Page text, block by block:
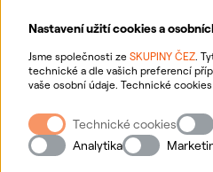
Nastavení užití cookies a
Jsme společnosti ze SKUPINY ČEZ.
technické a dle vašich preferencí
vaše osobní údaje. Technické
webové stránky vašim preferencím, k
Pro sběr a zpracování netechnických
nám můžete udělit souhlas. Bližší
zpracování osobních údajů, včetně
Technické cookies
Analytika
Ochrana
Informace
Nastavení